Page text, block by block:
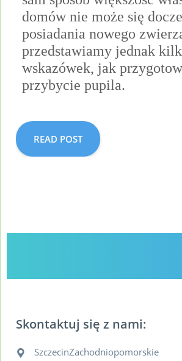
domów nie może się
posiadania nowego
przedstawiamy jednak
wskazówek, jak
przybycie pupila.
READ POST
Skontaktuj się z nami:
SzczecinZachodniopomorskie